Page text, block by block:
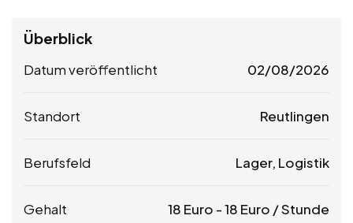
Überblick
Datum veröffentlicht 02/08/2026
Standort Reutlingen
Berufsfeld Lager, Logistik
Gehalt 18 Euro -18 Euro / Stunde